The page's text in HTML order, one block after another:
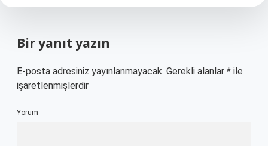
Bir yanıt yazın
E-posta adresiniz yayınlanmayacak. Gerekli alanlar * ile
işaretlenmişlerdir
Yorum